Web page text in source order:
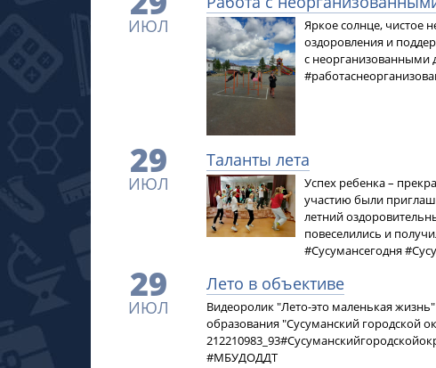
ИЮЛ
Яркое солнце, чистое
оздоровления и
с неорганизованными
29
ИЮЛ
Таланты лета
Успех ребенка –
участию были
летний
повеселились и
#Сусумансегодня
29
ИЮЛ
Лето в объективе
​Видеоролик "Лето-это маленькая
образования "Сусуманский городской
212210983_93​
#МБУДОДДТ